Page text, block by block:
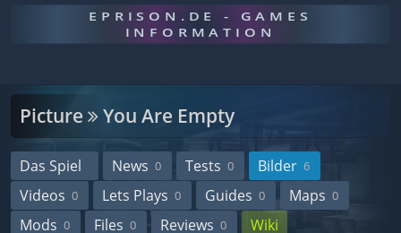
EPRISON.DE - GAMES
INFORMATION
Picture You Are Empty
Das Spiel News 0 Tests 0 Bilder 6
Videos 0 Lets Plays 0 Guides 0 Maps 0
Mods 0 Files 0 Reviews 0 Wiki